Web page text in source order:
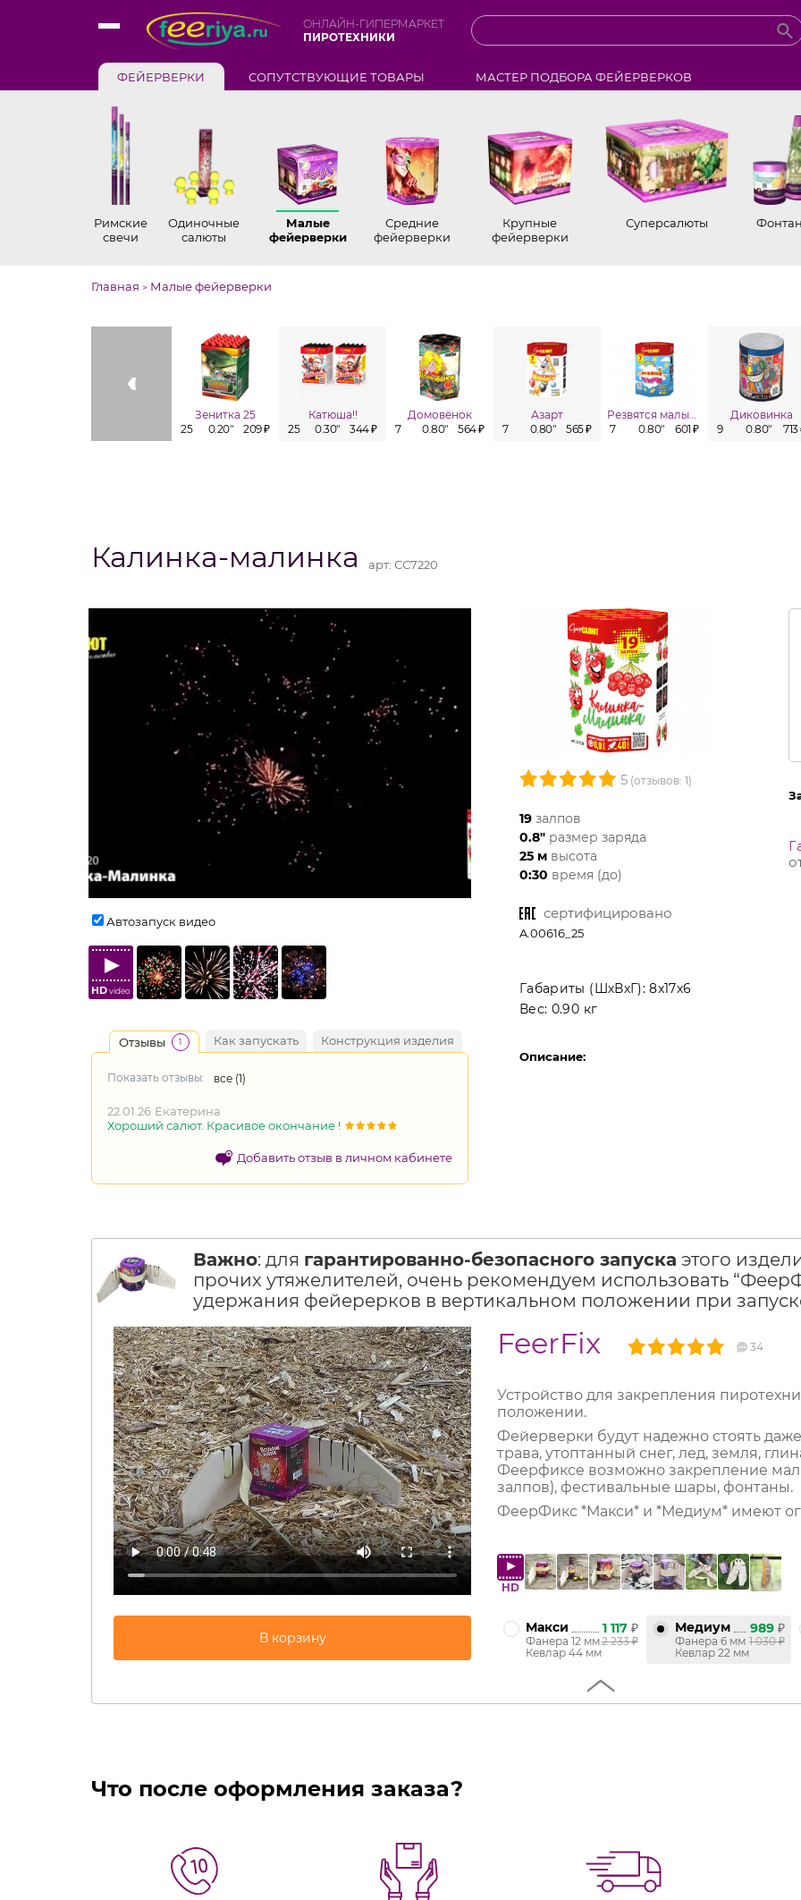
ОНЛАЙН-ГИПЕРМАРКЕТ
ПИРОТЕХНИКИ
ФЕЙЕРВЕРКИ СОПУТСТВУЮЩИЕ ТОВАРЫ МАСТЕР ПОДБОРА ФЕЙЕРВЕРКОВ
Римские
свечи
Одиночные
салюты
Малые
фейерверки
Средние
фейерверки
Крупные
фейерверки
Суперсалюты
Главная > Малые фейерверки
Зенитка 25
25
0.20" 209 ₽
Катюша!!
25
0.30" 344 ₽
Домовёнок
7
0.80" 564 ₽
Азарт
7
0.80" 565 ₽
Резвятся малыши
7
0.80" 601 ₽
Диковинка
9
0.80" 713
Калинка-малинка арт: СС7220
Автозапуск видео
HDvideo
Отзывы 1 Как запускать Конструкция изделия
Показать отзывы: все (1)
22.01.26 Екатерина
Хороший салют. Красивое окончание !
Добавить отзыв в личном кабинете
5 (отзывов: 1)
19 залпов
0.8" размер заряда
25 м высота
0:30 время (до)
сертифицировано
A.00616_25
Габариты (ШхВхГ):8x17x6
Вес: 0.90 кг
Описание:
Важно: для гарантированно-безопасного запуска этого
прочих утяжелителей, очень рекомендуем использовать
удержания фейерерков в вертикальном положении при
FeerFix 34
Устройство для закрепления
положении.
Фейерверки будут надежно стоять
трава, утоптанный снег, лед, земля,
Феерфиксе возможно закрепление
залпов), фестивальные шары, фонтаны.
ФеерФикс *Макси* и *Медиум* имеют
HD
Макси
Фанера 12 мм
Кевлар 44 мм
1 117 ₽
2 233₽
Медиум
Фанера 6 мм
Кевлар 22 мм
989 ₽
1 030₽
Что после оформления заказа?